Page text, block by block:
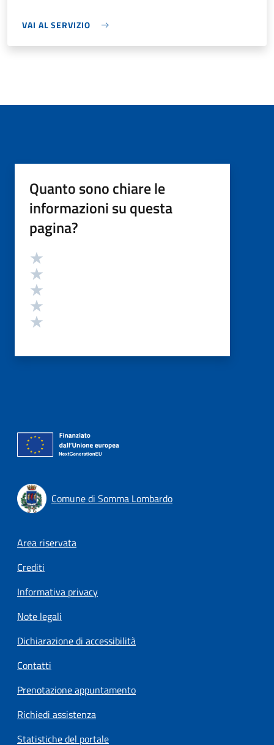
VAI AL SERVIZIO
Quanto sono chiare le
informazioni su questa
pagina?
Valutazione
Comune di Somma Lombardo
Footer menu
Area riservata
Crediti
Informativa privacy
Note legali
Dichiarazione di accessibilità
Contatti
Prenotazione appuntamento
Richiedi assistenza
Statistiche del portale